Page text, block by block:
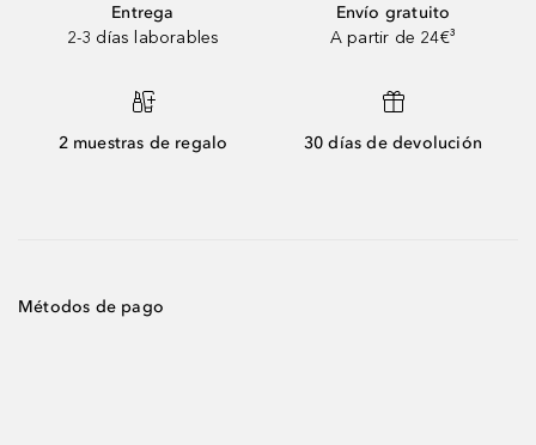
Entrega
2-3 días laborables
Envío gratuito
A partir de 24€³
2 muestras de regalo 30 días de devolución
Métodos de pago